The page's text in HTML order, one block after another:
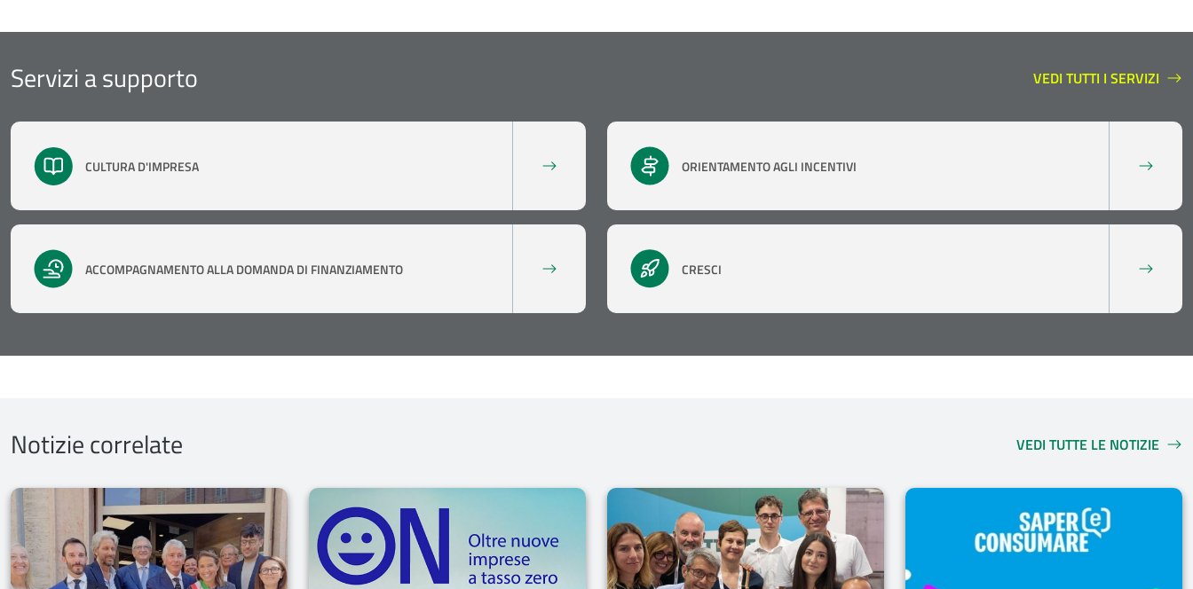
Servizi a supporto VEDI TUTTI I SERVIZI
SERVIZI A SUPPORTO
CULTURA D'IMPRESA ORIENTAMENTO AGLI INCENTIVI
ACCOMPAGNAMENTO ALLA DOMANDA DI FINANZIAMENTO CRESCI
Notizie correlate VEDI TUTTE LE NOTIZIE
NOTIZIE CORRELATE